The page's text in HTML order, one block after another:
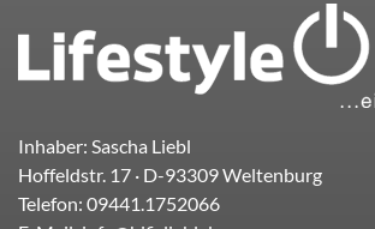
Inhaber: Sascha Liebl
Hoffeldstr. 17 · D-93309Weltenburg
Telefon: 09441.1752066